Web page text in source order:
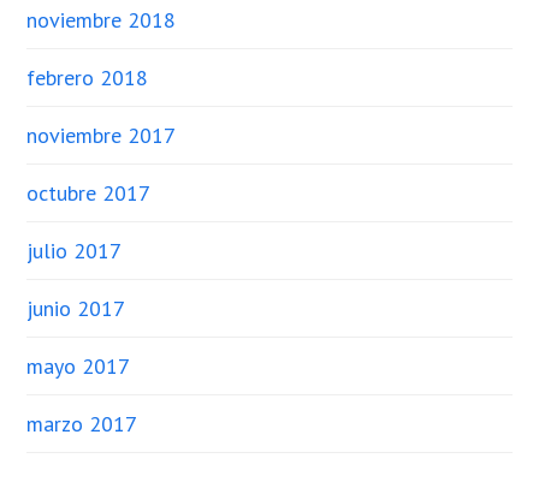
noviembre 2018
febrero 2018
noviembre 2017
octubre 2017
julio 2017
junio 2017
mayo 2017
marzo 2017